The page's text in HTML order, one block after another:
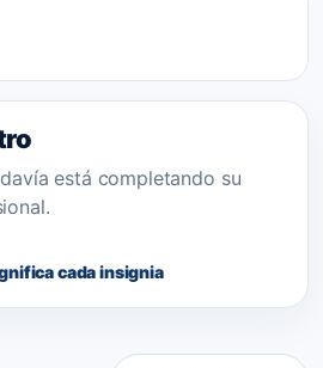
está completando su
cada insignia